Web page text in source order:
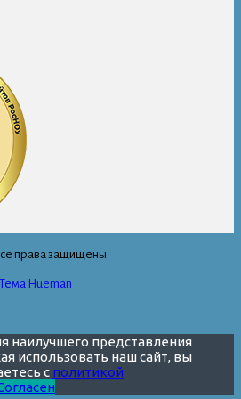
права защищены.
Тема Hueman
наилучшего представления
использовать наш сайт, вы
с политикой